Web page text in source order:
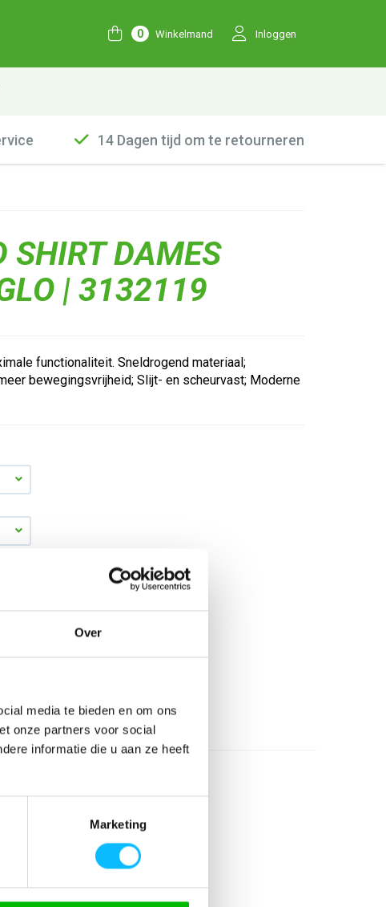
Over
media te bieden en om ons
onze partners voor social
informatie die u aan ze heeft
Marketing
0 Winkelmand Inloggen
14 Dagen tijd om te retourneren
SHIRT DAMES
| 3132119
functionaliteit. Sneldrogend materiaal;
bewegingsvrijheid; Slijt- en scheurvast; Moderne
€ 17,40 € 22,31excl BTW